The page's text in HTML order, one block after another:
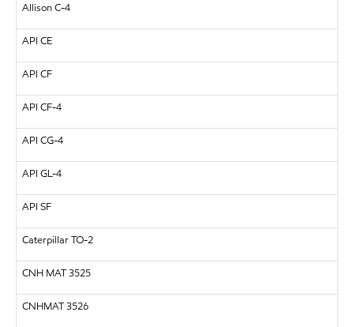
Allison C-4
API CE
API CF
API CF-4
API CG-4
API GL-4
API SF
Caterpillar TO-2
CNH MAT 3525
CNHMAT 3526